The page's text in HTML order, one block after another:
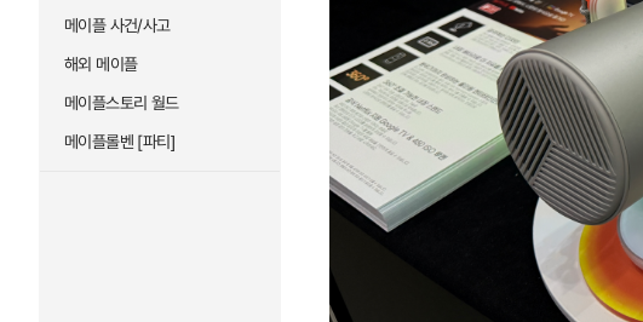
메이플 사건/사고
해외 메이플
메이플스토리 월드
메이플롤벤 [파티]